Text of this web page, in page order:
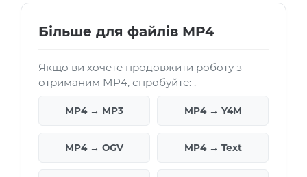
Більше для файлів MP4
Якщо ви хочете продовжити роботу з
отриманим MP4, спробуйте: .
MP4 → MP3 MP4 → Y4M
MP4 → OGV MP4 → Text